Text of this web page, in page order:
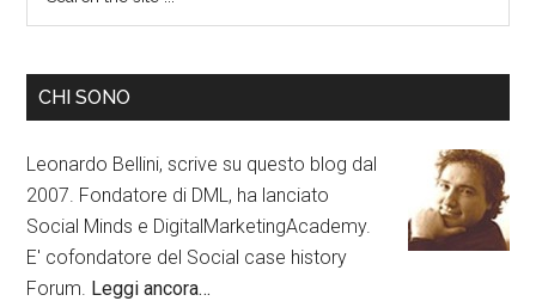
CHI SONO
Leonardo Bellini, scrive su questo blog dal
2007. Fondatore di DML, ha lanciato
Social Minds e DigitalMarketingAcademy.
E' cofondatore del Social case history
Forum. Leggi ancora…